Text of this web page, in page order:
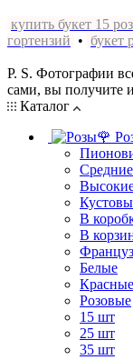
купить букет 15 роз
гортензий • букет
P. S. Фотографии
сами, вы получите
Каталог
Средние
В
В
Белые
Красные
Розовые
15 шт
25 шт
35 шт